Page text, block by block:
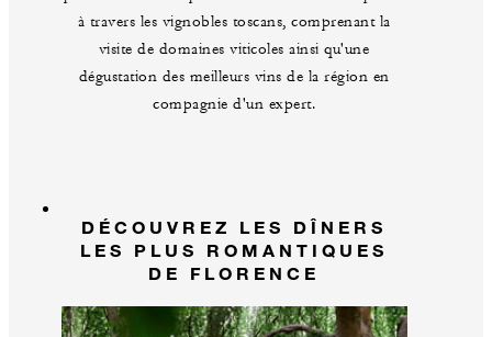
à travers les vignobles toscans, comprenant la
visite de domaines viticoles ainsi qu'une
dégustation des meilleurs vins de la région en
compagnie d'un expert.
DÉCOUVREZ LES DÎNERS
LES PLUS ROMANTIQUES
DE FLORENCE